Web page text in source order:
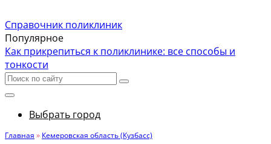
Справочник поликлиник
Популярное
Как прикрепиться к поликлинике: все способы и
тонкости
Выбрать город
Главная » Кемеровская область (Кузбасс)